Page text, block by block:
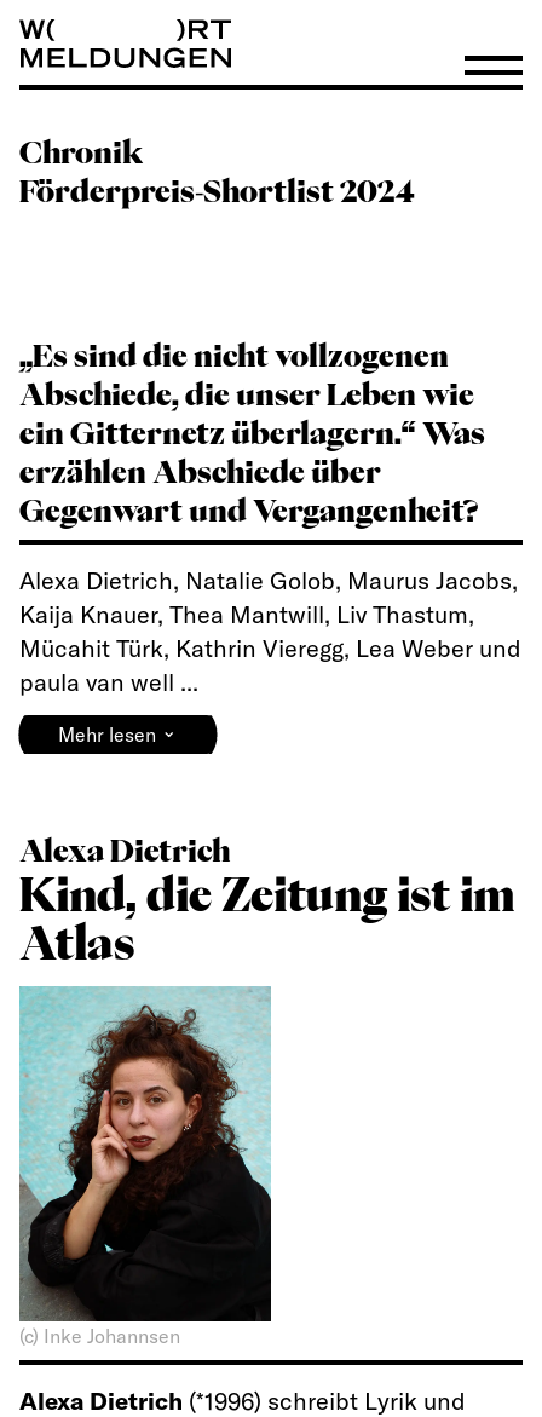
Wortmeldungen
Chronik
Förderpreis-Shortlist 2024
„Es sind die nicht vollzogenen
Abschiede, die unser Leben wie
ein Gitternetz überlagern.“ Was
erzählen Abschiede über
Gegenwart und Vergangenheit?
Alexa Dietrich, Natalie Golob, Maurus Jacobs,
Kaija Knauer, Thea Mantwill, Liv Thastum,
Mücahit Türk, Kathrin Vieregg, Lea Weber und
paula van well ...
Mehr lesen ⌄
Alexa Dietrich
Kind, die Zeitung ist im
Atlas
(c) Inke Johannsen
Alexa Dietrich (*1996) schreibt Lyrik und